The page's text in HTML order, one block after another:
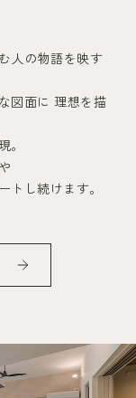
人の物語を映す
図面に 理想を描
し続けます。